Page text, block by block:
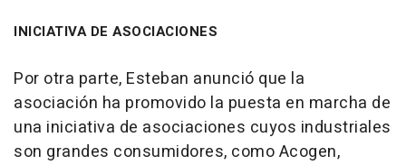
INICIATIVA DE ASOCIACIONES
Por otra parte, Esteban anunció que la
asociación ha promovido la puesta en marcha de
una iniciativa de asociaciones cuyos industriales
son grandes consumidores, como Acogen,